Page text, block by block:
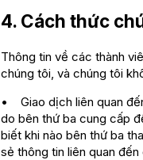
4. Cách thức
Thông tin về các thành
chúng tôi, và chúng tôi
• Giao dịch liên quan
do bên thứ ba cung cấp
biết khi nào bên thứ ba
sẻ thông tin liên quan